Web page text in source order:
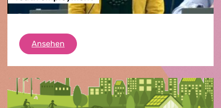
Ansehen Youth employment